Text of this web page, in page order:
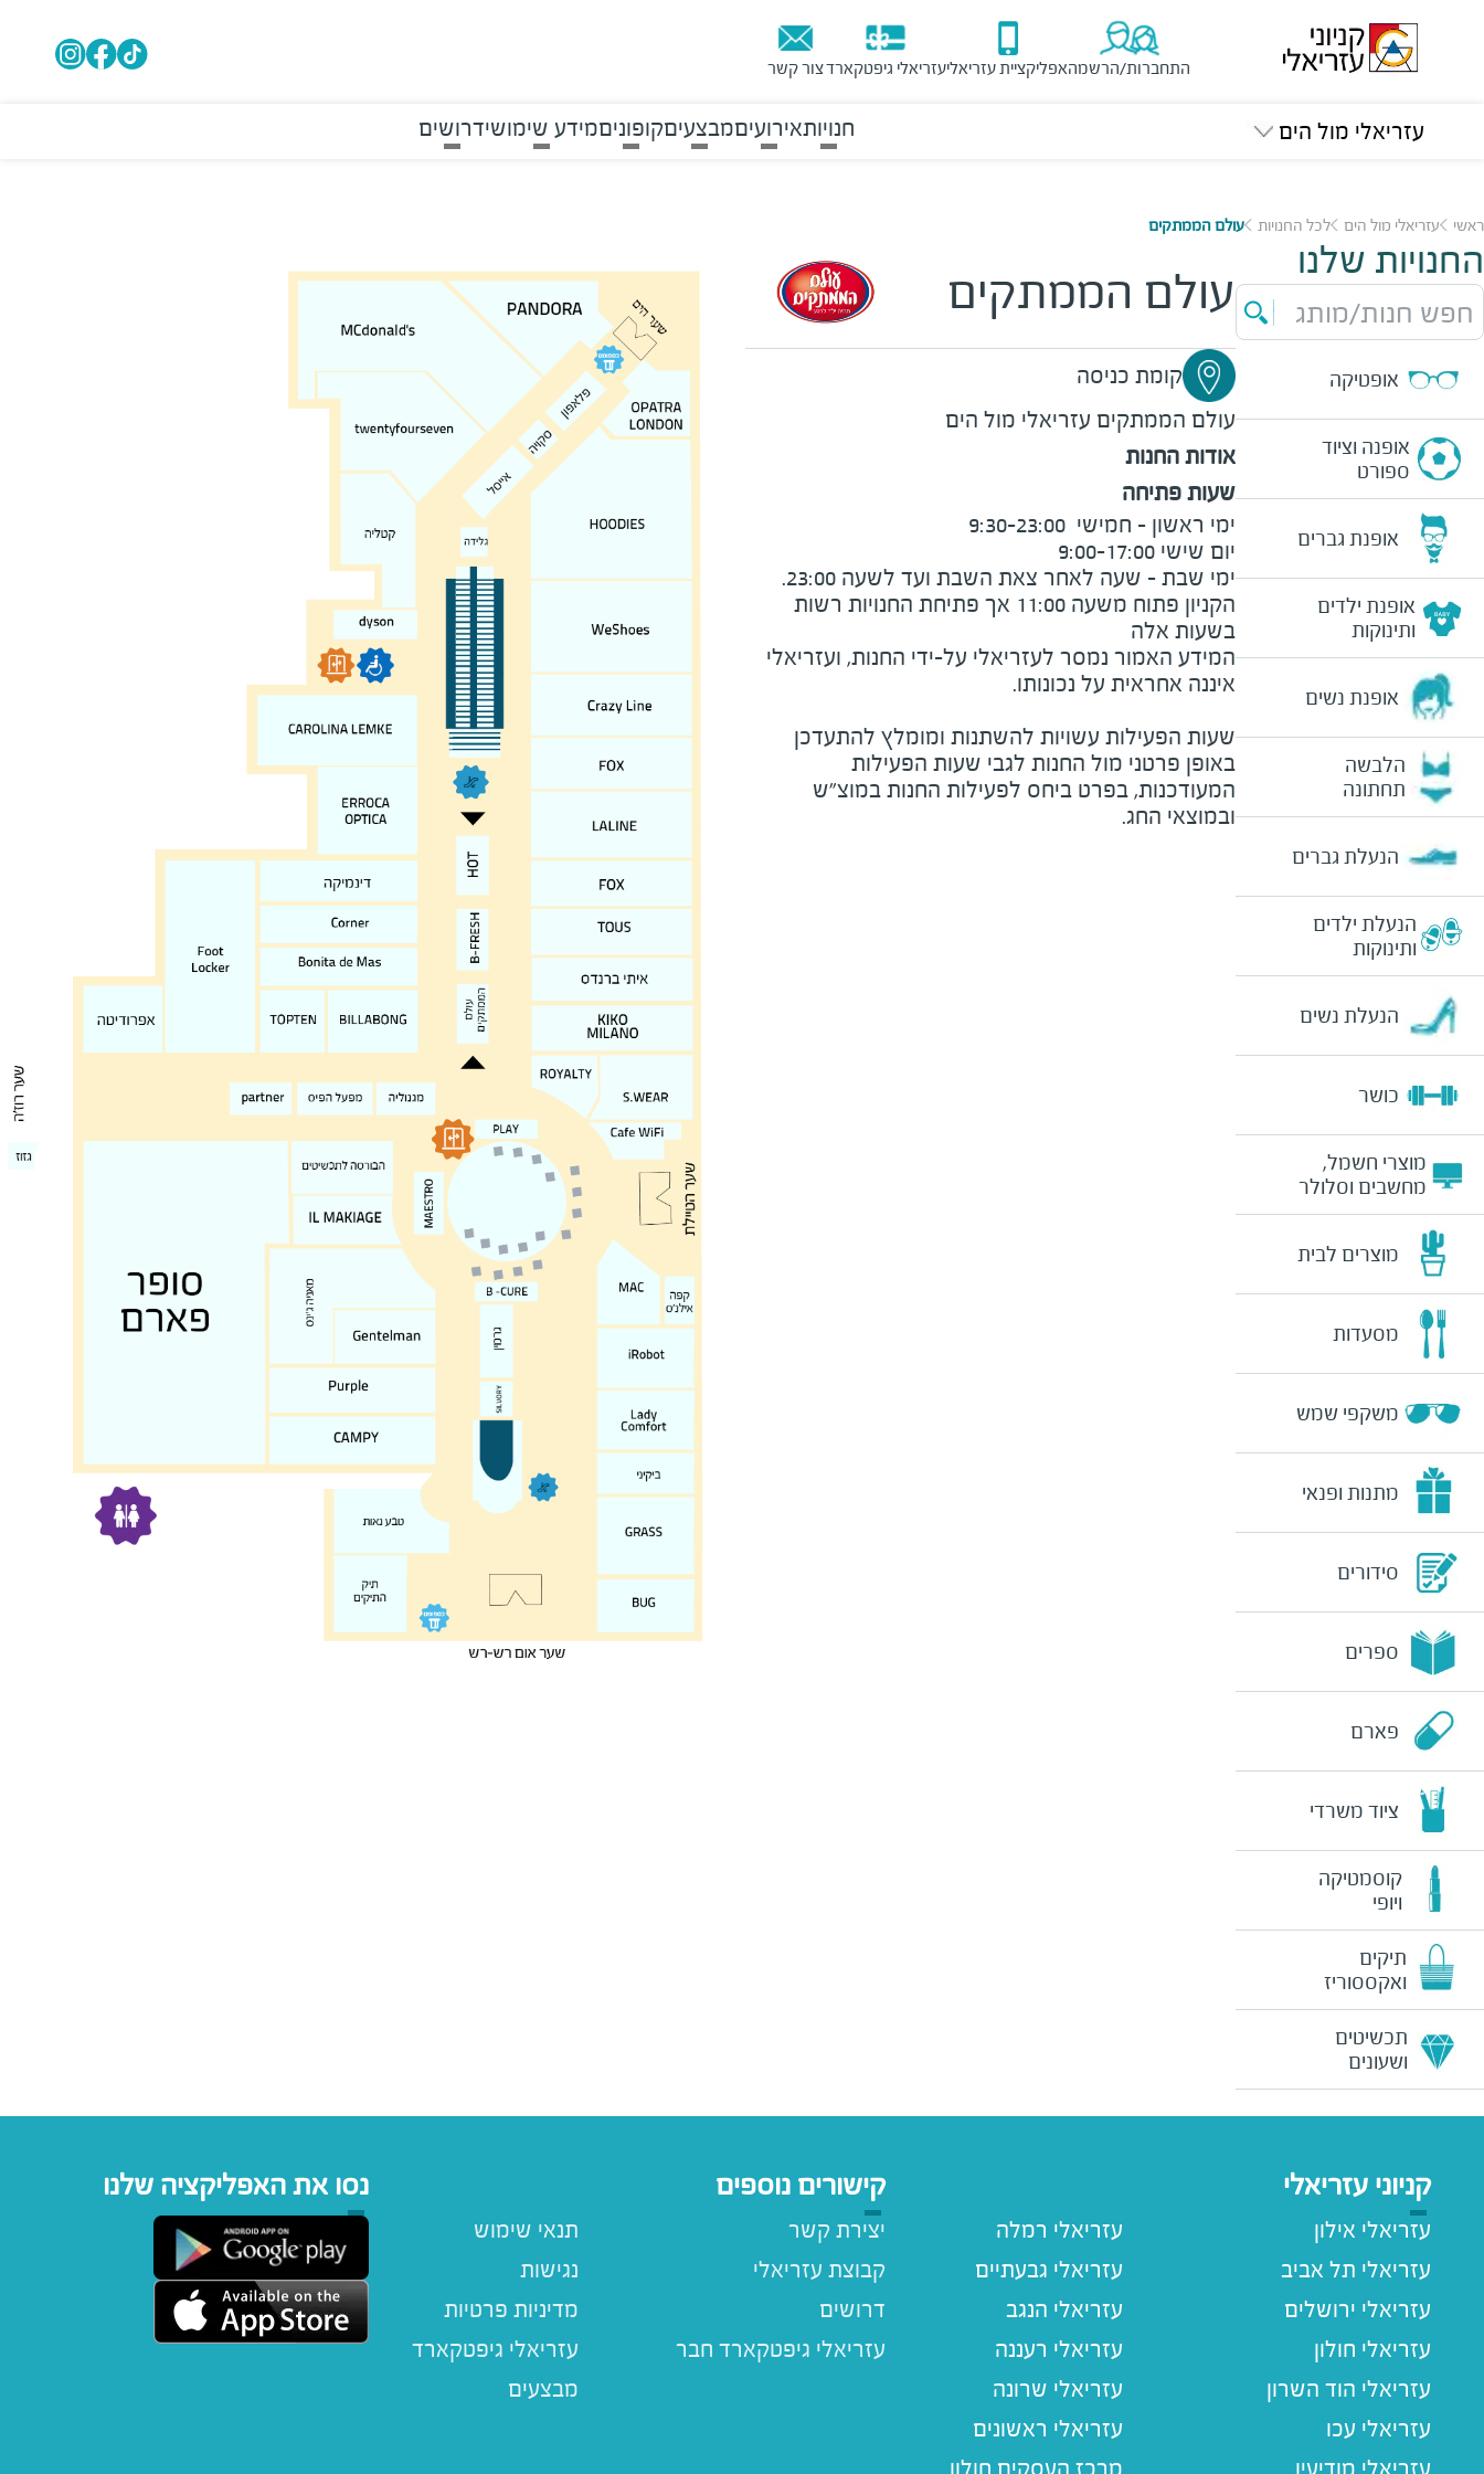
התחברות/הרשמהאפליקציית עזריאליעזריאלי גיפטקארדצור קשר
עזריאלי מול הים חנויותאירועיםמבצעיםקופוניםמידע שימושידרושים
ראשי עזריאלי מול הים לכל החנויות עולם הממתקים
החנויות שלנו
חפש חנות/מותג
אופטיקה
אופנה וציוד
ספורט
אופנת גברים
אופנת ילדים
ותינוקות
אופנת נשים
הלבשה
תחתונה
הנעלת גברים
הנעלת ילדים
ותינוקות
הנעלת נשים
כושר
מוצרי חשמל,
מחשבים וסלולר
מוצרים לבית
מסעדות
משקפי שמש
מתנות ופנאי
סידורים
ספרים
פארם
ציוד משרדי
קוסמטיקה
ויופי
תיקים
ואקססוריז
תכשיטים
ושעונים
עולם הממתקים
קומת כניסה
עולם הממתקים עזריאלי מול הים
אודות החנות
שעות פתיחה
בשעות אלה
המידע האמור נמסר לעזריאלי על-ידי החנות, ועזריאלי
שעות הפעילות עשויות להשתנות ומומלץ להתעדכן
באופן פרטני מול החנות לגבי שעות הפעילות
המעודכנות, בפרט ביחס לפעילות החנות במוצ"ש
ובמוצאי החג.
קניוני עזריאלי
עזריאלי אילון
עזריאלי תל אביב
עזריאלי ירושלים
עזריאלי חולון
עזריאלי הוד השרון
עזריאלי עכו
עזריאלי רמלה
עזריאלי גבעתיים
עזריאלי הנגב
עזריאלי רעננה
עזריאלי שרונה
עזריאלי ראשונים
קישורים נוספים
תנאי שימוש
נגישות
מדיניות פרטיות
עזריאלי גיפטקארד
מבצעים
יצירת קשר
קבוצת עזריאלי
דרושים
נסו את האפליקציה שלנו